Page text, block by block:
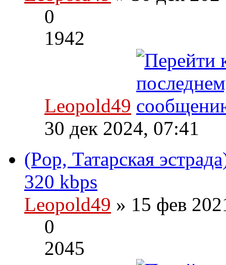
0
1942
Leopold49
30 дек 2024, 07:41
(Pop, Татарская
320 kbps
Leopold49 » 15 фев
0
2045